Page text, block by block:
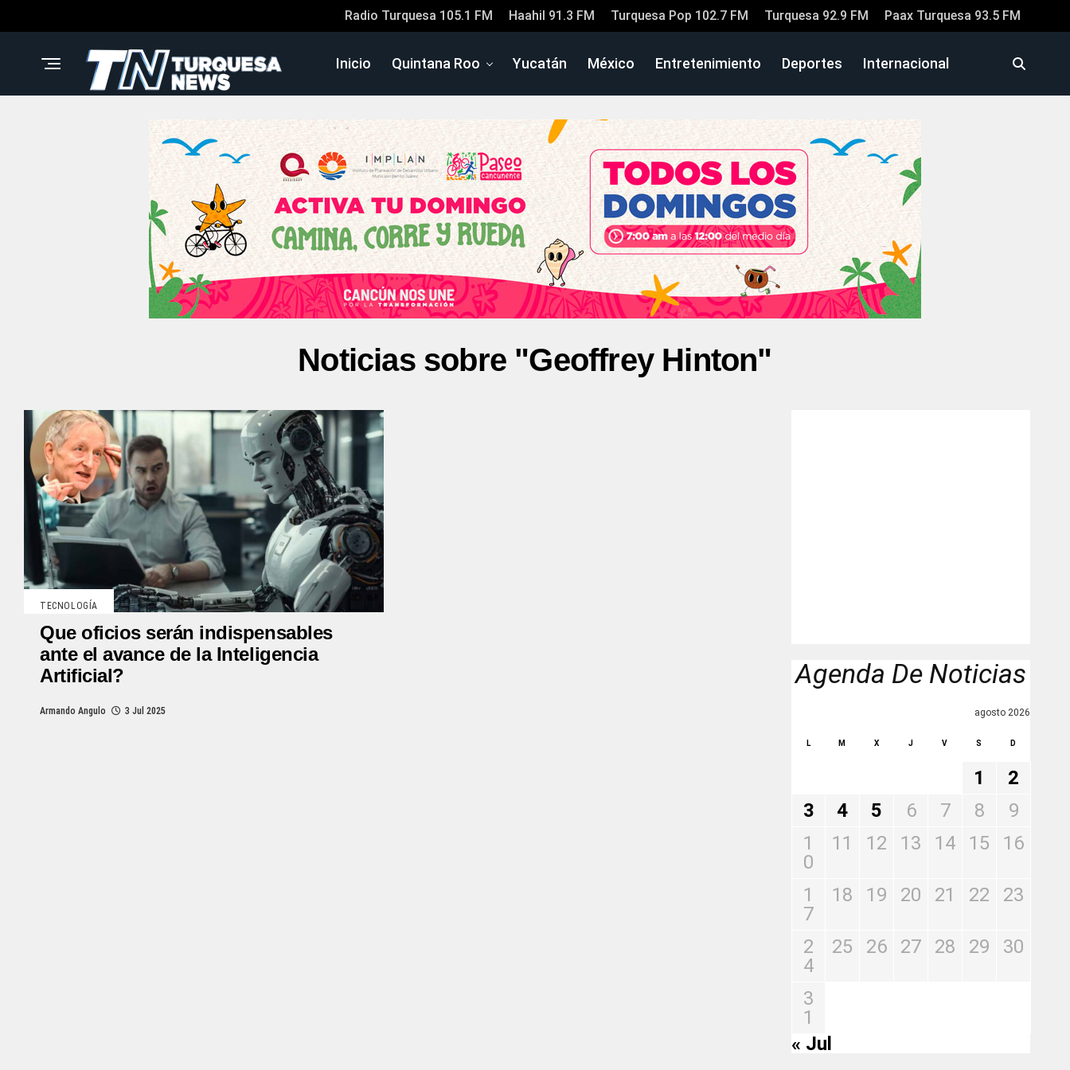
Radio Turquesa 105.1 FM Haahil 91.3 FM Turquesa Pop 102.7 FM Turquesa 92.9 FM Paax Turquesa 93.5 FM
Inicio Quintana Roo Yucatán México Entretenimiento Deportes Internacional
Noticias sobre "Geoffrey Hinton"
TECNOLOGÍA
Que oficios serán indispensables
ante el avance de la Inteligencia
Artificial?
Armando Angulo 3 Jul 2025
Agenda De Noticias
agosto 2026
L M X J V S D
1
2
3
4 5 6 7 8
9
1
0
11 12 13 14 15 16
1
7
18 19 20 21 22 23
2
4
25 26 27 28 29 30
3
1
« Jul